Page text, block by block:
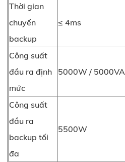
Thời gian
chuyển
backup
≤ 4ms
Công suất
đầu ra định
mức
5000W / 5000VA
Công suất
đầu ra
backup tối
đa
5500W